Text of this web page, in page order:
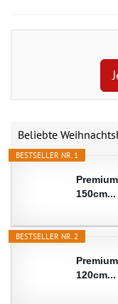
Beliebte
BESTSELLER NR. 1
150cm...
BESTSELLER NR. 2
120cm...